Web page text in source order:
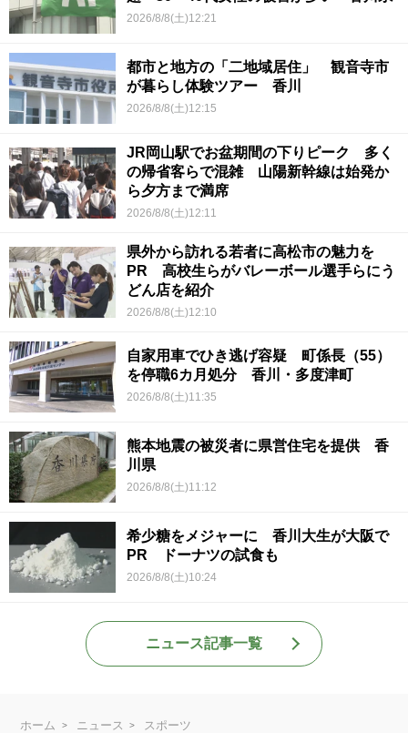
2026/8/8(土)12:21
都市と地方の「二地域居住」 観音寺市
が暮らし体験ツアー 香川
2026/8/8(土)12:15
JR岡山駅でお盆期間の下りピーク 多く
の帰省客らで混雑 山陽新幹線は始発か
ら夕方まで満席
2026/8/8(土)12:11
県外から訪れる若者に高松市の魅力を
PR 高校生らがバレーボール選手らにう
どん店を紹介
2026/8/8(土)12:10
自家用車でひき逃げ容疑 町係長（55）
を停職6カ月処分 香川・多度津町
2026/8/8(土)11:35
熊本地震の被災者に県営住宅を提供 香
川県
2026/8/8(土)11:12
希少糖をメジャーに 香川大生が大阪で
PR ドーナツの試食も
2026/8/8(土)10:24
ニュース記事一覧
ホーム ニュース
スポーツ